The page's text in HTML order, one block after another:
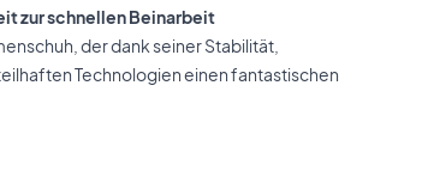
zur schnellen Beinarbeit
der dank seiner Stabilität,
Technologien einen fantastischen